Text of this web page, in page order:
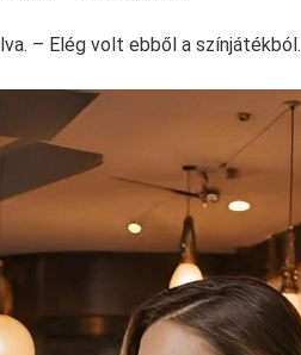
– Elég volt ebből a színjátékból.